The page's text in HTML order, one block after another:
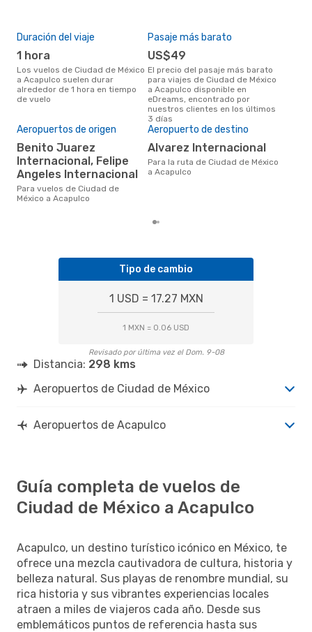
Duración del viaje
1 hora
Los vuelos de Ciudad de México
a Acapulco suelen durar
alrededor de 1 hora en tiempo
de vuelo
Pasaje más barato
US$49
El precio del pasaje más barato
para viajes de Ciudad de México
a Acapulco disponible en
eDreams, encontrado por
nuestros clientes en los últimos
3 días
Aeropuertos de origen
Benito Juarez
Internacional, Felipe
Angeles Internacional
Para vuelos de Ciudad de
México a Acapulco
Aeropuerto de destino
Alvarez Internacional
Para la ruta de Ciudad de México
a Acapulco
Tipo de cambio
1 USD = 17.27 MXN
1 MXN = 0.06 USD
Revisado por última vez el Dom. 9-08
Distancia: 298 kms
Aeropuertos de Ciudad de México
Aeropuertos de Acapulco
Guía completa de vuelos de
Ciudad de México a Acapulco
Acapulco, un destino turístico icónico en México, te
ofrece una mezcla cautivadora de cultura, historia y
belleza natural. Sus playas de renombre mundial, su
rica historia y sus vibrantes experiencias locales
atraen a miles de viajeros cada año. Desde sus
emblemáticos puntos de referencia hasta sus